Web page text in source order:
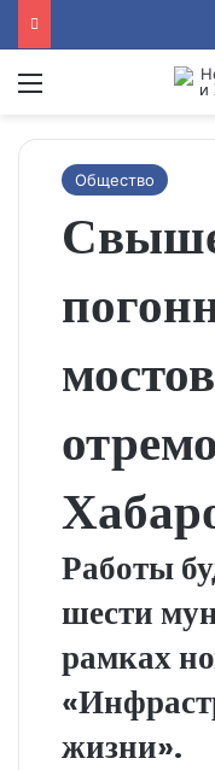
Menu
Общество
мостов
Работы
шести
рамках
жизни».